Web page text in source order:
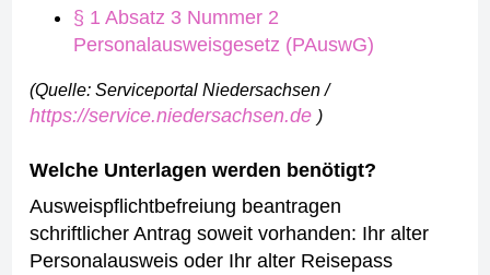
§ 1 Absatz 3 Nummer 2
Personalausweisgesetz (PAuswG)
(Quelle: Serviceportal Niedersachsen /
https://service.niedersachsen.de )
Welche Unterlagen werden benötigt?
Ausweispflichtbefreiung beantragen
schriftlicher Antrag soweit vorhanden: Ihr alter
Personalausweis oder Ihr alter Reisepass